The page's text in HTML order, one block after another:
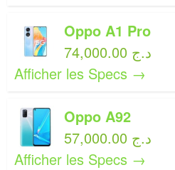
Oppo A1 Pro
74,000.00 د.ج
Afficher les Specs →
Oppo A92
57,000.00 د.ج
Afficher les Specs →